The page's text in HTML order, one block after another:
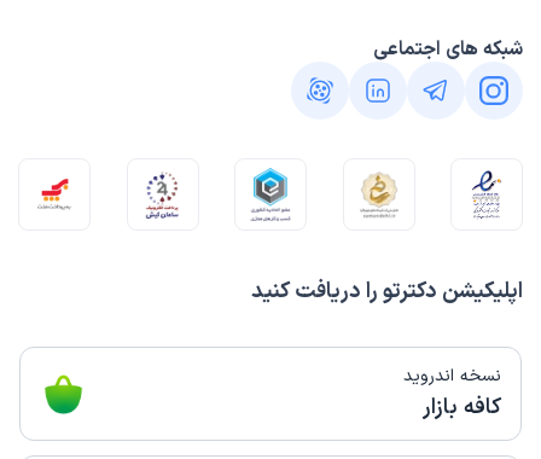
اپلیکیشن دکترتو را دریافت کنید
نسخه اندروید
کافه بازار
شبکه های اجتماعی